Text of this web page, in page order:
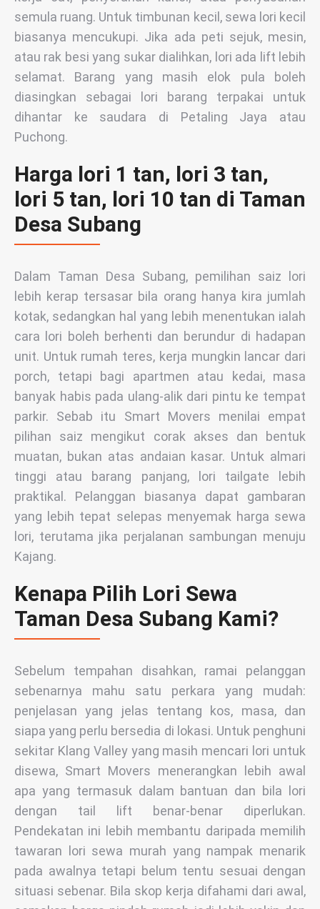
semula ruang. Untuk timbunan kecil, sewa lori kecil
biasanya mencukupi. Jika ada peti sejuk, mesin,
atau rak besi yang sukar dialihkan, lori ada lift lebih
selamat. Barang yang masih elok pula boleh
diasingkan sebagai lori barang terpakai untuk
dihantar ke saudara di Petaling Jaya atau
Puchong.
Harga lori 1 tan, lori 3 tan,
lori 5 tan, lori 10 tan di Taman
Desa Subang
Dalam Taman Desa Subang, pemilihan saiz lori
lebih kerap tersasar bila orang hanya kira jumlah
kotak, sedangkan hal yang lebih menentukan ialah
cara lori boleh berhenti dan berundur di hadapan
unit. Untuk rumah teres, kerja mungkin lancar dari
porch, tetapi bagi apartmen atau kedai, masa
banyak habis pada ulang-alik dari pintu ke tempat
parkir. Sebab itu Smart Movers menilai empat
pilihan saiz mengikut corak akses dan bentuk
muatan, bukan atas andaian kasar. Untuk almari
tinggi atau barang panjang, lori tailgate lebih
praktikal. Pelanggan biasanya dapat gambaran
yang lebih tepat selepas menyemak harga sewa
lori, terutama jika perjalanan sambungan menuju
Kajang.
Kenapa Pilih Lori Sewa
Taman Desa Subang Kami?
Sebelum tempahan disahkan, ramai pelanggan
sebenarnya mahu satu perkara yang mudah:
penjelasan yang jelas tentang kos, masa, dan
siapa yang perlu bersedia di lokasi. Untuk penghuni
sekitar Klang Valley yang masih mencari lori untuk
disewa, Smart Movers menerangkan lebih awal
apa yang termasuk dalam bantuan dan bila lori
dengan tail lift benar-benar diperlukan.
Pendekatan ini lebih membantu daripada memilih
tawaran lori sewa murah yang nampak menarik
pada awalnya tetapi belum tentu sesuai dengan
situasi sebenar. Bila skop kerja difahami dari awal,